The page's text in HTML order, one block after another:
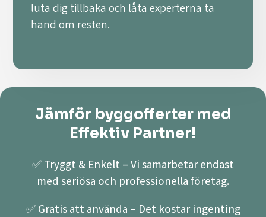
luta dig tillbaka och låta experterna ta
hand om resten.
Jämför byggofferter med
Effektiv Partner!
✅ Tryggt & Enkelt – Vi samarbetar endast
med seriösa och professionella företag.
✅ Gratis att använda – Det kostar ingenting